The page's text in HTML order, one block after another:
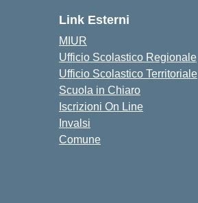
Link Esterni
MIUR
Ufficio Scolastico Regionale
Ufficio Scolastico Territoriale
Scuola in Chiaro
Iscrizioni On Line
Invalsi
Comune